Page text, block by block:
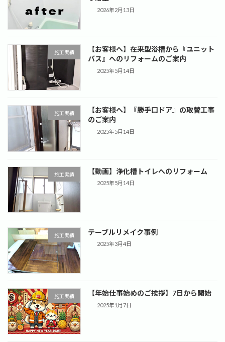
2026年2月13日
施工実績
【お客様へ】在来型浴槽から『ユニット
バス』へのリフォームのご案内
2025年5月14日
施工実績
【お客様へ】『勝手口ドア』の取替工事
のご案内
2025年5月14日
施工実績 【動画】浄化槽トイレへのリフォーム
2025年5月14日
施工実績 テーブルリメイク事例
2025年3月4日
施工実績 【年始仕事始めのご挨拶】7日から開始
2025年1月7日